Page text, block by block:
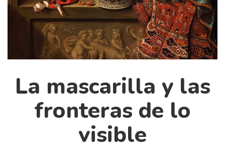
Críticas
Diccionario portátil de la literatura chilena
Fragmentos
Gran reserva
Historia material de los libros
La mascarilla y las
fronteras de lo
visible